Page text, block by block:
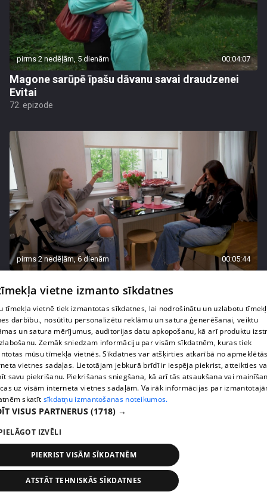
pirms 2 nedēļām, 5 dienām 00:04:07
Magone sarūpē īpašu dāvanu savai draudzenei
Evitai
72. epizode
pirms 2 nedēļām, 6 dienām 00:05:44
Secret" atlasē atduras pret finansiāliem
sarežģījumiem
71. epizode
pirms 2 nedēļām, 6 dienām
Margarita Kolosova atklāti par dronu radīto
vietne izmanto sīkdatnes
tīmekļa vietnē tiek izmantotas sīkdatnes, lai nodrošinātu un uzlabotu
darbību., nosūtītu personalizētu reklāmu un satura ģenerēšanai, veiktu
un satura mērījumus, auditorijas datu apkopošanu, kā arī produktu
Zemāk sniedzam informāciju par visām sīkdatnēm, kuras tiek
mūsu tīmekļa vietnēs. Sīkdatnes var atšķirties atkarībā no
vietnes sadaļas. Lietotājam jebkurā brīdī ir iespēja piekrist, atteikties
savu piekrišanu. Piekrišanas sniegšana, kā arī tās atsaukšana vai
uz visām interneta vietnes sadaļām. Vairāk informācijas par
skatīt sīkdatņu izmantošanas noteikumos.
VISUS PARTNERUS (1718) →
IZVĒLI
PIEKRIST VISĀM SĪKDATNĒM
ATSTĀT TEHNISKĀS SĪKDATNES